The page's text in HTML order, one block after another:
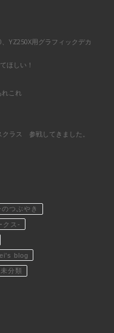
YZ250X用グラフィックデカ
ほしい！
これ
ラス 参戦してきました。
つぶやき
クス-
blog
未分類